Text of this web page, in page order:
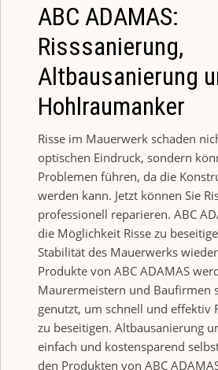
ABC ADAMAS:
Risssanierung,
Altbausanierung
Hohlraumanker
Risse im Mauerwerk schaden
optischen Eindruck, sondern
Problemen führen, da die
werden kann. Jetzt können Sie
professionell reparieren. ABC
die Möglichkeit Risse zu
Stabilität des Mauerwerks
Produkte von ABC ADAMAS
Maurermeistern und Baufirmen
genutzt, um schnell und effektiv
zu beseitigen. Altbausanierung
einfach und kostensparend
den Produkten von ABC